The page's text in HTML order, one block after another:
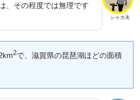
シャカ夫
、その程度では無理です
2で、滋賀県の琵琶湖ほどの面積